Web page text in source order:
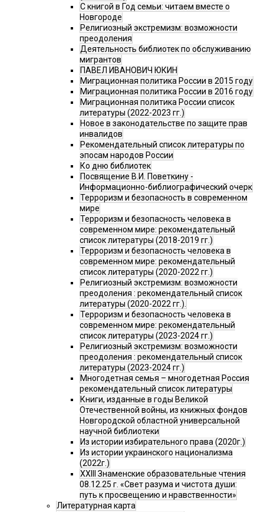
С книгой в Год семьи: читаем вместе о
Новгороде
Религиозный экстремизм: возможности
преодоления
Деятельность библиотек по обслуживанию
мигрантов
ПАВЕЛ ИВАНОВИЧ ЮКИН
Миграционная политика России в 2015 году
Миграционная политика России в 2016 году
Миграционная политика России список
литературы (2022-2023 гг.)
Новое в законодательстве по защите прав
инвалидов
Рекомендательный список литературы по
эпосам народов России
Ко дню библиотек
Посвящение В.И. Поветкину -
Информационно-библиографический очерк
Терроризм и безопасность в современном
мире
Терроризм и безопасность человека в
современном мире: рекомендательный
список литературы (2018-2019 гг.)
Терроризм и безопасность человека в
современном мире: рекомендательный
список литературы (2020-2022 гг.)
Религиозный экстремизм: возможности
преодоления : рекомендательный список
литературы (2020-2022 гг.).
Терроризм и безопасность человека в
современном мире: рекомендательный
список литературы (2023-2024 гг.)
Религиозный экстремизм: возможности
преодоления : рекомендательный список
литературы (2023-2024 гг.)
Многодетная семья – многодетная Россия
рекомендательный список литературы
Книги, изданные в годы Великой
Отечественной войны, из книжных фондов
Новгородской областной универсальной
научной библиотеки
Из истории избирательного права (2020г.)
Из истории украинского национализма
(2022г.)
XXIII Знаменские образовательные чтения
08.12.25 г. «Свет разума и чистота души:
путь к просвещению и нравственности»
Литературная карта